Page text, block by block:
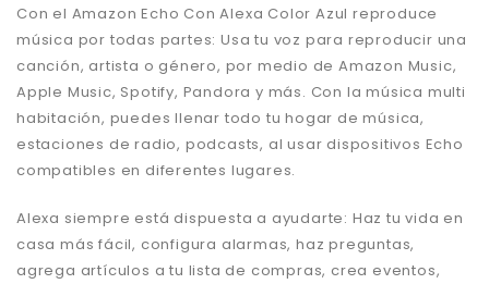
Con el Amazon Echo Con Alexa Color Azul reproduce
música por todas partes: Usa tu voz para reproducir una
canción, artista o género, por medio de Amazon Music,
Apple Music, Spotify, Pandora y más. Con la música multi
habitación, puedes llenar todo tu hogar de música,
estaciones de radio, podcasts, al usar dispositivos Echo
compatibles en diferentes lugares.
Alexa siempre está dispuesta a ayudarte: Haz tu vida en
casa más fácil, configura alarmas, haz preguntas,
agrega artículos a tu lista de compras, crea eventos,